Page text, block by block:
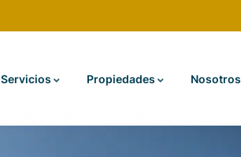
Servicios Propiedades Nosotros